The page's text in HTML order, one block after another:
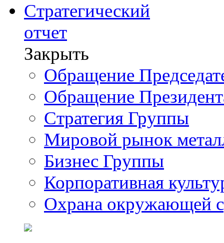
Стратегический
отчет
Закрыть
Обращение
Обращение
Стратегия Группы
Мировой рынок
Бизнес Группы
Корпоративная
Охрана окружающей